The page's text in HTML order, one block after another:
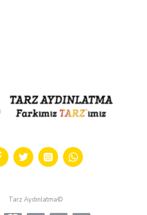
Tarz Aydınlatma©